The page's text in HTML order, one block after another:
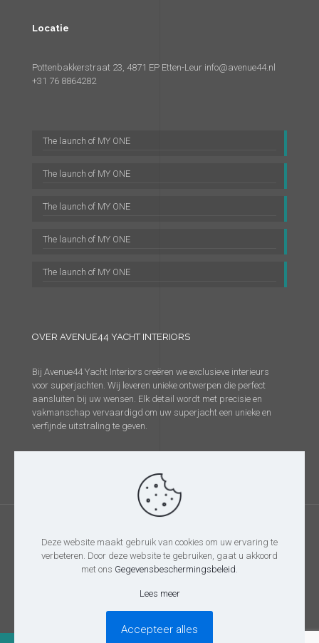
Locatie
Pottenbakkerstraat 23, 4871 EP Etten-Leur info@avenue44.nl
+31 76 8864282
The launch of MY ONE
The launch of MY ONE
The launch of MY ONE
The launch of MY ONE
The launch of MY ONE
OVER AVENUE44 YACHT INTERIORS
Bij Avenue44 Yacht Interiors creëren we exclusieve interieurs
voor superjachten. Wij leveren unieke ontwerpen die perfect
aansluiten bij uw wensen. Elk detail wordt met precisie en
vakmanschap vervaardigd om uw superjacht een unieke en
verfijnde uitstraling te geven.
@2026 Avenue44 Yacht Interiors
Deze website maakt gebruik van cookies om uw ervaring te
verbeteren. Door deze website te gebruiken, gaat u akkoord
met ons Gegevensbeschermingsbeleid.
Lees meer
Accepteer alles